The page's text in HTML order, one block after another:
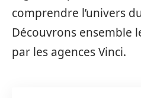
comprendre l’univers
Découvrons ensemble
par les agences Vinci.